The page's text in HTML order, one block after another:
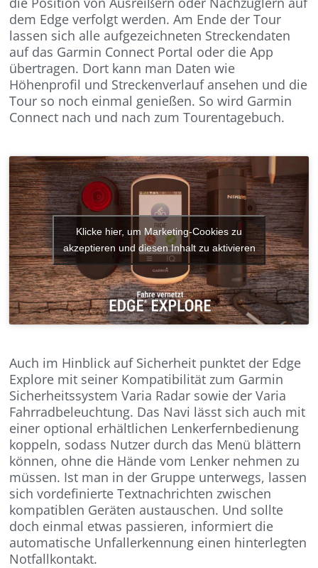
dem Edge verfolgt werden. Am Ende der Tour
lassen sich alle aufgezeichneten Streckendaten
auf das Garmin Connect Portal oder die App
übertragen. Dort kann man Daten wie
Höhenprofil und Streckenverlauf ansehen und die
Tour so noch einmal genießen. So wird Garmin
Connect nach und nach zum Tourentagebuch.
Klicke hier, um Marketing-Cookies zu
akzeptieren und diesen Inhalt zu aktivieren
Auch im Hinblick auf Sicherheit punktet der Edge
Explore mit seiner Kompatibilität zum Garmin
Sicherheitssystem Varia Radar sowie der Varia
Fahrradbeleuchtung. Das Navi lässt sich auch mit
einer optional erhältlichen Lenkerfernbedienung
koppeln, sodass Nutzer durch das Menü blättern
können, ohne die Hände vom Lenker nehmen zu
müssen. Ist man in der Gruppe unterwegs, lassen
sich vordefinierte Textnachrichten zwischen
kompatiblen Geräten austauschen. Und sollte
doch einmal etwas passieren, informiert die
automatische Unfallerkennung einen hinterlegten
Notfallkontakt.